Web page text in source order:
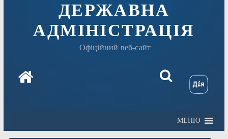
ДЕРЖАВНА
АДМІНІСТРАЦІЯ
Офіційний веб-сайт
МЕНЮ